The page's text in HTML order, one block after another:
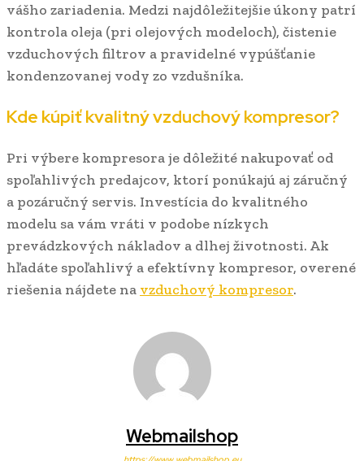
vášho zariadenia. Medzi najdôležitejšie úkony patrí
kontrola oleja (pri olejových modeloch), čistenie
vzduchových filtrov a pravidelné vypúšťanie
kondenzovanej vody zo vzdušníka.
Kde kúpiť kvalitný vzduchový kompresor?
Pri výbere kompresora je dôležité nakupovať od
spoľahlivých predajcov, ktorí ponúkajú aj záručný
a pozáručný servis. Investícia do kvalitného
modelu sa vám vráti v podobe nízkych
prevádzkových nákladov a dlhej životnosti. Ak
hľadáte spoľahlivý a efektívny kompresor, overené
riešenia nájdete na vzduchový kompresor.
Webmailshop